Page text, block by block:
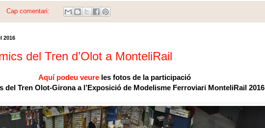
Cap comentari:
2016
del Tren d’Olot a MonteliRail
Aquí podeu veureles fotos de la participació
del Tren Olot-Gironaa l’Exposició de Modelisme Ferroviari MonteliRail 2016